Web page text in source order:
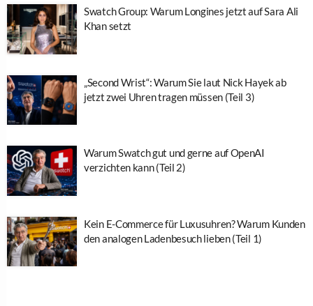
Swatch Group: Warum Longines jetzt auf Sara Ali
Khan setzt
„Second Wrist“: Warum Sie laut Nick Hayek ab
jetzt zwei Uhren tragen müssen (Teil 3)
Warum Swatch gut und gerne auf OpenAI
verzichten kann (Teil 2)
Kein E-Commerce für Luxusuhren? Warum Kunden
den analogen Ladenbesuch lieben (Teil 1)